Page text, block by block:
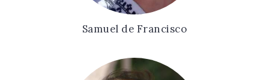
Samuel de Francisco